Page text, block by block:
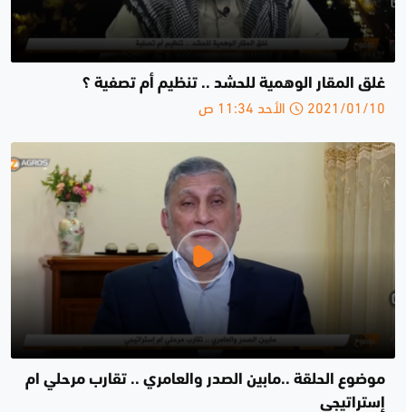
غلق المقار الوهمية للحشد .. تنظيم أم تصفية ؟
2021/01/10 الأحد 11:34 ص
موضوع الحلقة ..مابين الصدر والعامري .. تقارب مرحلي ام
إستراتيجي